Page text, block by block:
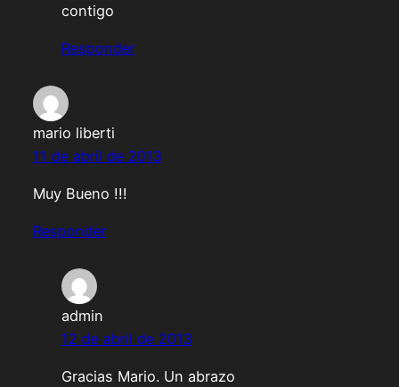
contigo
Responder
mario liberti
11 de abril de 2013
Muy Bueno !!!
Responder
admin
12 de abril de 2013
Gracias Mario. Un abrazo